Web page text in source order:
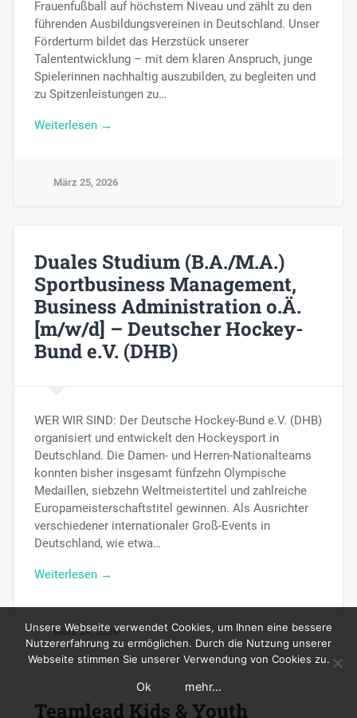
Frauenfußball auf höchstem Niveau und zählt zu den
führenden Ausbildungsvereinen in Deutschland. Unser
Förderturm bildet das Herzstück unserer
Talententwicklung – mit dem klaren Anspruch, junge
Spielerinnen nachhaltig auszubilden, zu begleiten und
zu Spitzenleistungen zu…
Weiterlesen →
März 25, 2026
Duales Studium (B.A./M.A.)
Sportbusiness Management,
Business Administration o.Ä.
[m/w/d] – Deutscher Hockey-
Bund e.V. (DHB)
WER WIR SIND: Der Deutsche Hockey-Bund e.V. (DHB)
organisiert und entwickelt den Hockeysport in
Deutschland. Die Damen- und Herren-Nationalteams
konnten bisher insgesamt fünfzehn Olympische
Medaillen, siebzehn Weltmeistertitel und zahlreiche
Europameisterschaftstitel gewinnen. Als Ausrichter
verschiedener internationaler Groß-Events in
Deutschland, wie etwa…
Weiterlesen →
März 24, 2026
Teamlead Kids & Youth
Unsere Webseite verwendet Cookies, um Ihnen eine bessere
Nutzererfahrung zu ermöglichen. Durch die Nutzung unserer
Webseite stimmen Sie unserer Verwendung von Cookies zu.
Ok mehr...